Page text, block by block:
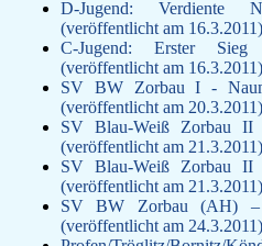
D-Jugend: Verdiente
(veröffentlicht am 16.3.2011)
C-Jugend: Erster Sieg
(veröffentlicht am 16.3.2011)
SV BW Zorbau I -
(veröffentlicht am 20.3.2011)
SV Blau-Weiß Zorbau
(veröffentlicht am 21.3.2011)
SV Blau-Weiß Zorbau
(veröffentlicht am 21.3.2011)
SV BW Zorbau (AH) –
(veröffentlicht am 24.3.2011)